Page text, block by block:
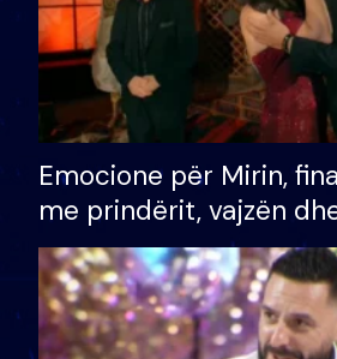
Emocione për Mirin,
me prindërit, vajzën
bashkëshorten: S’kemi
divorci apo jo?